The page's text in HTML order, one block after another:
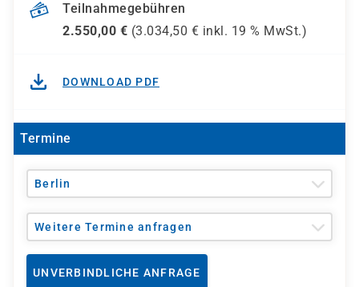
Teilnahmegebühren
2.550,00 € (3.034,50 € inkl. 19 % MwSt.)
DOWNLOAD PDF
Termine
Berlin
Weitere Termine anfragen
UNVERBINDLICHE ANFRAGE